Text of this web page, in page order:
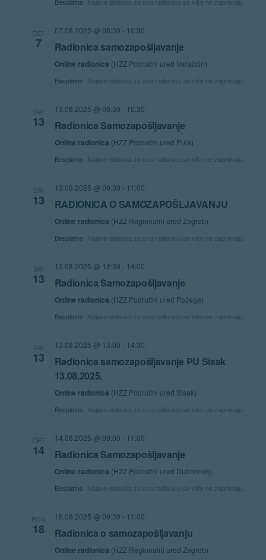
ČET
7
07.08.2025 @ 08:30 - 10:30
Radionica samozapošljavanje
Online radionica (HZZ Područni ured Varaždin)
Besplatno Najave dolaska za ovu radionicu se više ne zaprimaju.
SRI
13
13.08.2025 @ 08:30 - 10:30
Radionica Samozapošljavanje
Online radionica (HZZ Područni ured Pula)
Besplatno Najave dolaska za ovu radionicu se više ne zaprimaju.
SRI
13
13.08.2025 @ 09:30 - 11:00
RADIONICA O SAMOZAPOŠLJAVANJU
Online radionica (HZZ Regionalni ured Zagreb)
Besplatno Najave dolaska za ovu radionicu se više ne zaprimaju.
SRI
13
13.08.2025 @ 12:30 - 14:00
Radionica Samozapošljavanje
Online radionica (HZZ Područni ured Požega)
Besplatno Najave dolaska za ovu radionicu se više ne zaprimaju.
SRI
13
13.08.2025 @ 13:00 - 14:30
Radionica samozapošljavanje PU Sisak
13.08.2025.
Online radionica (HZZ Područni ured Sisak)
Besplatno Najave dolaska za ovu radionicu se više ne zaprimaju.
ČET
14
14.08.2025 @ 09:00 - 11:00
Radionica Samozapošljavanje
Online radionica (HZZ Područni ured Dubrovnik)
Besplatno Najave dolaska za ovu radionicu se više ne zaprimaju.
PON
18
18.08.2025 @ 09:30 - 11:00
Radionica o samozapošljavanju
Online radionica (HZZ Regionalni ured Zagreb)